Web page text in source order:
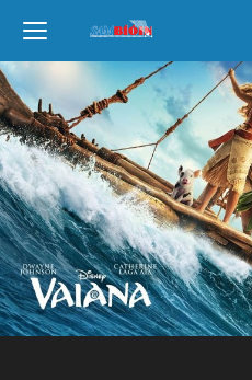
Back
Væntanlegt
Close
Nýjar myndir
Klassískar myndir
Skvísubíó
Ópera
Back
Tungumál
Close
íslenska
English